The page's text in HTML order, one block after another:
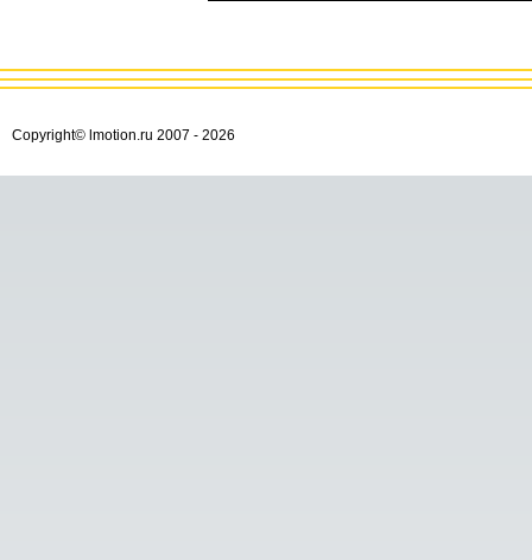
Copyright© lmotion.ru 2007 - 2026